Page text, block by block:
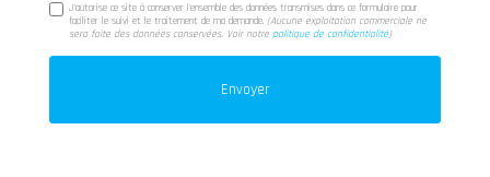
J'autorise ce site à conserver l'ensemble des données transmises dans ce formulaire pour
faciliter le suivi et le traitement de ma demande.(Aucune exploitation commerciale ne
sera faite des données conservées. Voir notrepolitique de confidentialité)